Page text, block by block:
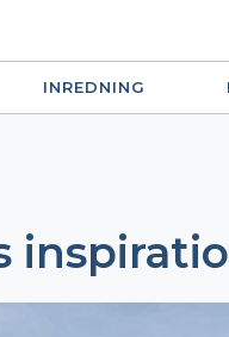
INREDNING